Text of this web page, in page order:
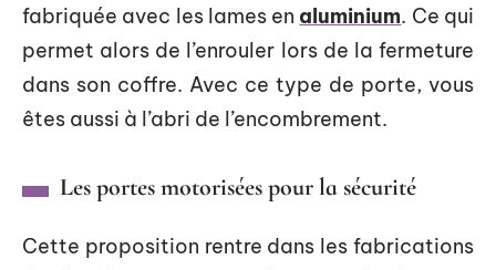
fabriquée avec les lames en aluminium. Ce qui
permet alors de l’enrouler lors de la fermeture
dans son coffre. Avec ce type de porte, vous
êtes aussi à l’abri de l’encombrement.
Les portes motorisées pour la sécurité
Cette proposition rentre dans les fabrications